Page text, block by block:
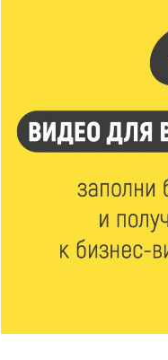
Маткапитал в деле:
оплатили образование
Ребёнок, жизнь,
главные подарки в
7 Авг 2026 11:44
Виталий Королев
до 2,5 миллиона рублей
карьерному росту